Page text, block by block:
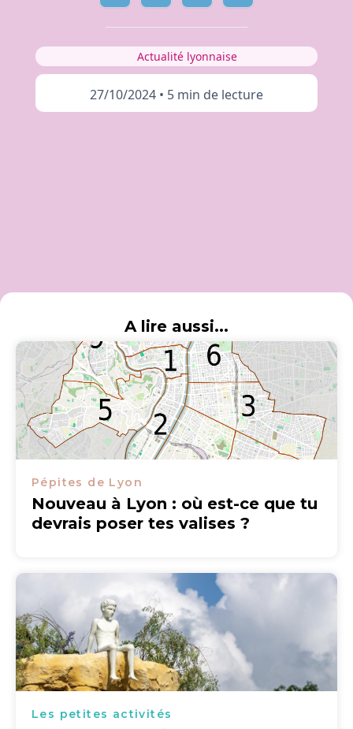
Actualité lyonnaise
27/10/2024 • 5 min de lecture
A lire aussi...
Pépites de Lyon
Nouveau à Lyon : où est-ce que tu
devrais poser tes valises ?
Les petites activités